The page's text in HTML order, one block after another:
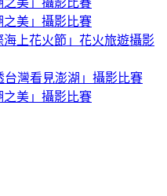
之美」攝影比賽
海上花火節」花火旅遊攝影
台灣看見澎湖」攝影比賽
之美」攝影比賽